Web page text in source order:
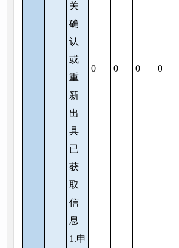
关
确
认
或
重
新
出
具
已
获
取
信
息
0 0 0 0
1.申